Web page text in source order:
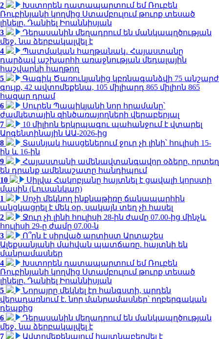
2
Խստորեն դատապարտում եմ Ռուբեն
Ռուբինյանի կողմից Ստամբուլում թուրք տեսած
լինելը. Դանիել Իոաննիսյան
3
Դերասանին մեղադրում են մանկապղծության
մեջ․ նա ձերբակալվել է
4
Պատմական հաղթանակ․ Հայաստանը
դարձավ աշխարհի առաջնության մեդալային
հաշվարկի հաղթող
5
Գագիկ Ծառուկյանից կբռնագանձվի 75 անշարժ
գույք, 42 ավտոմեքենա, 105 միլիարդ 865 միլիոն 865
հազար դրամ
6
Սուրեն Պապիկյանի նոր հրամանը՝
ժամկետային զինծառայողների վերաբերյալ
7
10 միլիոն երկրպագու պահանջում է վտարել
Արգենտինային ԱԱ-2026-ից
8
Տասնյակ հասցեներում ջուր չի լինի՝ հուլիսի 15-
ին և 16-ին
9
Հայաստանի ամենավտանգավոր օձերը. որտեղ
են դրանք ամենաշատը հանդիպում
10
Սիլվա Հակոբյանը հայտնել է ցավալի կորստի
մասին (Լուսանկար)
1
Սոչի մեկնող ինքնաթիռը ճանապարհին
անցկացրել է մեկ օր, սակայն տեղ չի հասել
2
Ջուր չի լինի հուլիսի 28-ին ժամը 07.00-ից մինչև
հուլիսի 29-ը ժամը 07.00-ն
3
Ո՞րն է սիրված արտիստ Արտաշես
Ալեքսանյանի մահվան պատճառը. հայտնի են
մանրամասներ
4
Խստորեն դատապարտում եմ Ռուբեն
Ռուբինյանի կողմից Ստամբուլում թուրք տեսած
լինելը. Դանիել Իոաննիսյան
5
Նորայրը մեկնել էր հանգստի, արդեն
վերադառնում է. նոր մանրամասներ՝ ողբերգական
դեպքից
6
Դերասանին մեղադրում են մանկապղծության
մեջ․ նա ձերբակալվել է
7
Ավտոմեքենայում հայտնաբերվել է